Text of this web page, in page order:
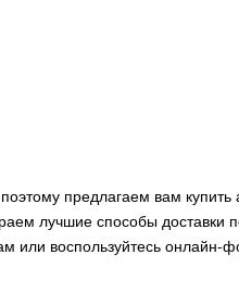
предлагаем вам купить
лучшие способы доставки
или воспользуйтесь онлайн-